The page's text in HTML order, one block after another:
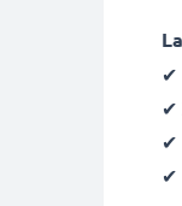
✔
✔
✔
✔